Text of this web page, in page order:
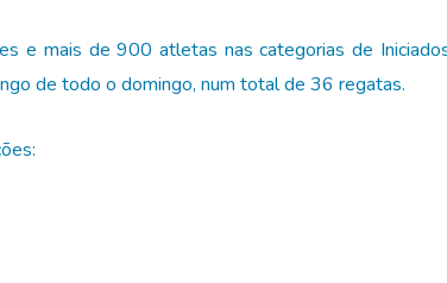
e mais de 900 atletas nas categorias de
de todo o domingo, num total de 36 regatas.